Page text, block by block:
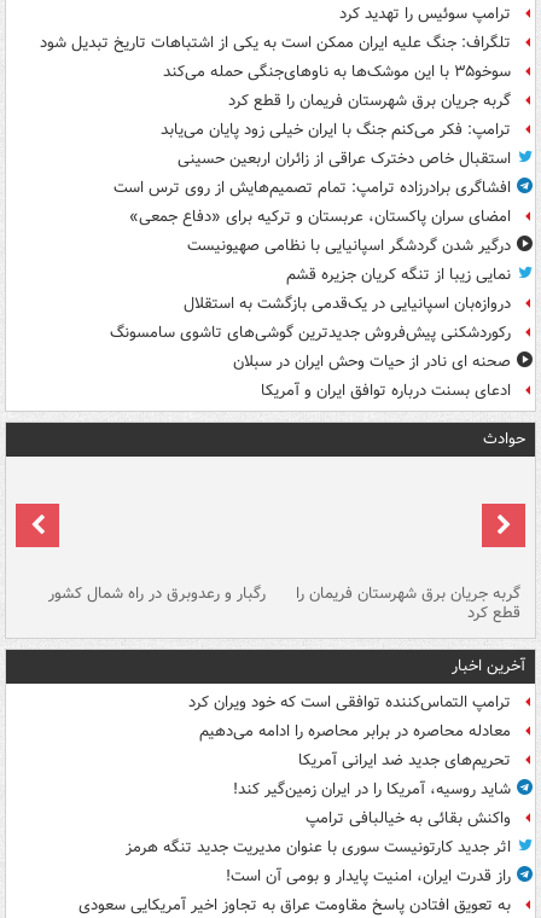
ترامپ سوئیس را تهدید کرد
تلگراف: جنگ علیه ایران ممکن است به یکی از اشتباهات تاریخ تبدیل شود
سوخو۳۵ با این موشک‌ها به ناوهای‌جنگی حمله می‌کند
گربه جریان برق شهرستان فریمان را قطع کرد
ترامپ: فکر می‌کنم جنگ با ایران خیلی زود پایان می‌یابد
استقبال خاص دخترک عراقی از زائران اربعین حسینی
افشاگری برادرزاده ترامپ: تمام تصمیم‌هایش از روی ترس است
امضای سران پاکستان، عربستان و ترکیه برای «دفاع جمعی»
درگیر شدن گردشگر اسپانیایی با نظامی صهیونیست
نمایی زیبا از تنگه کریان جزیره قشم
دروازه‌بان اسپانیایی در یک‌قدمی بازگشت به استقلال
رکوردشکنی پیش‌فروش جدیدترین گوشی‌های تاشوی سامسونگ
صحنه ای نادر از حیات وحش ایران در سبلان
ادعای بسنت درباره توافق ایران و آمریکا
حوادث
گربه جریان برق شهرستان فریمان را
قطع کرد
رگبار و رعدوبرق در راه شمال کشور
آخرین اخبار
ترامپ التماس‌کننده توافقی است که خود ویران کرد
معادله محاصره در برابر محاصره را ادامه می‌دهیم
تحریم‌های جدید ضد ایرانی آمریکا
شاید روسیه، آمریکا را در ایران زمین‌گیر کند!
واکنش بقائی به خیالبافی ترامپ
اثر جدید کارتونیست سوری با عنوان مدیریت جدید تنگه هرمز
راز قدرت ایران، امنیت پایدار و بومی آن است!
به تعویق افتادن پاسخ مقاومت عراق به تجاوز اخیر آمریکایی سعودی